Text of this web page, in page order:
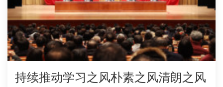
持续推动学习之风朴素之风清朗之风